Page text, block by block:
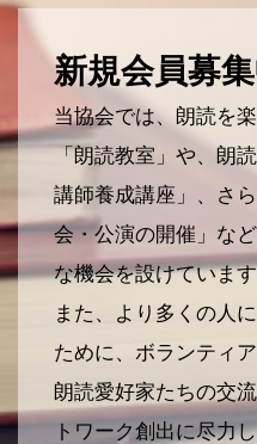
新規会員募集
当協会では、朗読を
「朗読教室」や、朗
講師養成講座」、さ
会・公演の開催」な
な機会を設けていま
また、より多くの人
ために、ボランティ
朗読愛好家たちの交
トワーク創出に尽力